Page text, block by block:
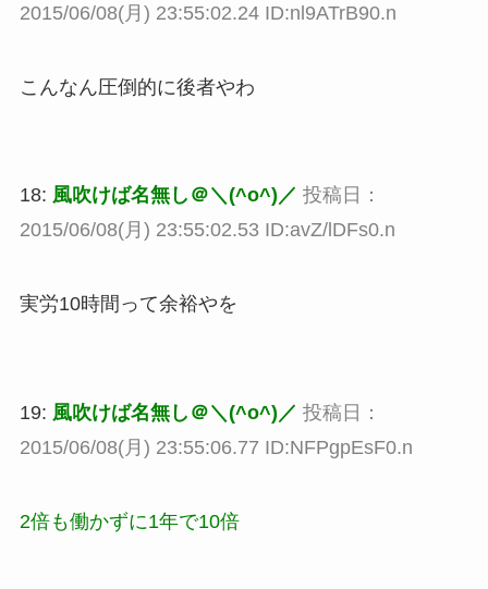
2015/06/08(月) 23:55:02.24 ID:nl9ATrB90.n
こんなん圧倒的に後者やわ
18: 風吹けば名無し＠＼(^o^)／ 投稿日：
2015/06/08(月) 23:55:02.53 ID:avZ/lDFs0.n
実労10時間って余裕やを
19: 風吹けば名無し＠＼(^o^)／ 投稿日：
2015/06/08(月) 23:55:06.77 ID:NFPgpEsF0.n
2倍も働かずに1年で10倍